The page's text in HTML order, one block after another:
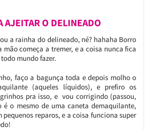
AJEITAR O DELINEADO
a rainha do delineado, né? hahaha Borro
começa a tremer, e a coisa nunca fica
mundo fazer.
faço a bagunça toda e depois molho o
(aqueles líquidos), e prefiro os
pra isso, e vou corrigindo (passou,
é o mesmo de uma caneta demaquilante,
pequenos reparos, e a coisa funciona super